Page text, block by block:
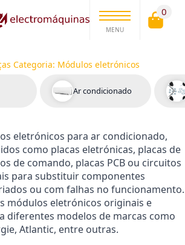
MENU
0
Categoria: Módulos eletrónicos
Ar condicionado
eletrónicos para ar condicionado,
como placas eletrónicas, placas de
de comando, placas PCB ou circuitos
para substituir componentes
ou com falhas no funcionamento.
módulos eletrónicos originais e
diferentes modelos de marcas como
Atlantic, entre outras.